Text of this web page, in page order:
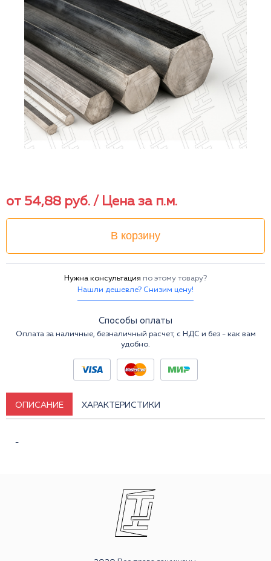
от 54,88 руб. / Цена за п.м.
В корзину
Нужна консультация по этому товару?
Нашли дешевле? Снизим цену!
Способы оплаты
Оплата за наличные, безналичный расчет, с НДС и без - как вам
удобно.
ОПИСАНИЕ ХАРАКТЕРИСТИКИ
-